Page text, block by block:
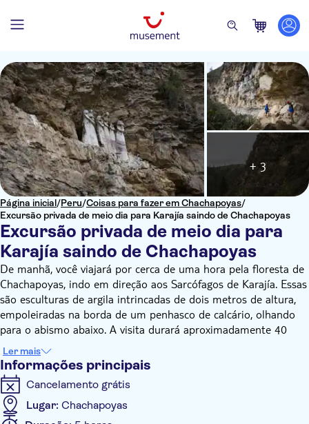
Página inicial/Peru/Coisas para fazer em Chachapoyas/
Excursão privada de meio dia para Karajía saindo de Chachapoyas
Excursão privada de meio dia para
Karajía saindo de Chachapoyas
+ 3
De manhã, você viajará por cerca de uma hora pela floresta de
Chachapoyas, indo em direção aos Sarcófagos de Karajía. Essas
são esculturas de argila intrincadas de dois metros de altura,
empoleiradas na borda de um penhasco de calcário, olhando
para o abismo abaixo. A visita durará aproximadamente 40
minutos.
Após esse encontro marcante com a história e a natureza, você
retornará para Chachapoyas.
Ler mais
Informações principais
Cancelamento grátis
Lugar: Chachapoyas